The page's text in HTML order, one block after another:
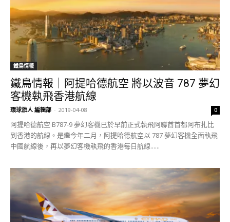
鐵鳥情報
鐵鳥情報｜阿提哈德航空 將以波音 787 夢幻
客機執飛香港航線
環球旅人 編輯部 - 2019-04-08 0
阿提哈德航空 B787-9 夢幻客機已於早前正式執飛阿聯酋首都阿布扎比
到香港的航線。是繼今年二月，阿提哈德航空以 787 夢幻客機全面執飛
中國航線後，再以夢幻客機執飛的香港每日航線......